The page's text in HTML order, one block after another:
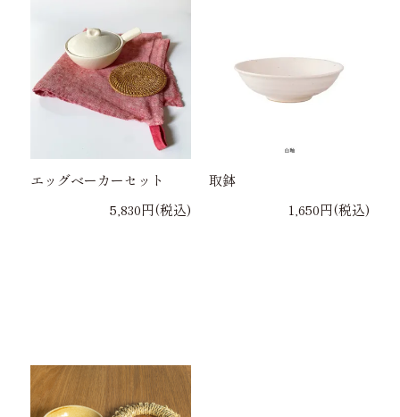
エッグベーカーセット
5,830円(税込)
取鉢
1,650円(税込)